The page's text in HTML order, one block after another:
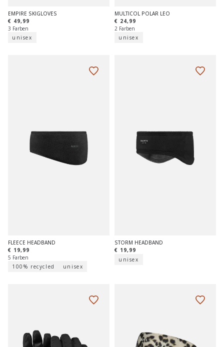
EMPIRE SKIGLOVES
€ 49,99
3 Farben
unisex
MULTICOL POLAR LEO
€ 24,99
2 Farben
unisex
FLEECE HEADBAND
€ 19,99
5 Farben
100% recycled
unisex
STORM HEADBAND
€ 19,99
unisex